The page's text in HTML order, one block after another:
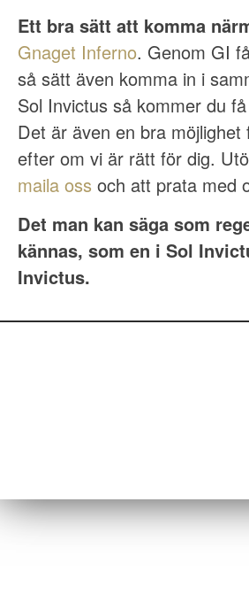
Ett bra sätt att komma
Gnaget Inferno. Genom GI
så sätt även komma in i
Sol Invictus så kommer du
Det är även en bra
efter om vi är rätt för dig.
maila oss och att prata med
Det man kan säga som
kännas, som en i Sol
Invictus.